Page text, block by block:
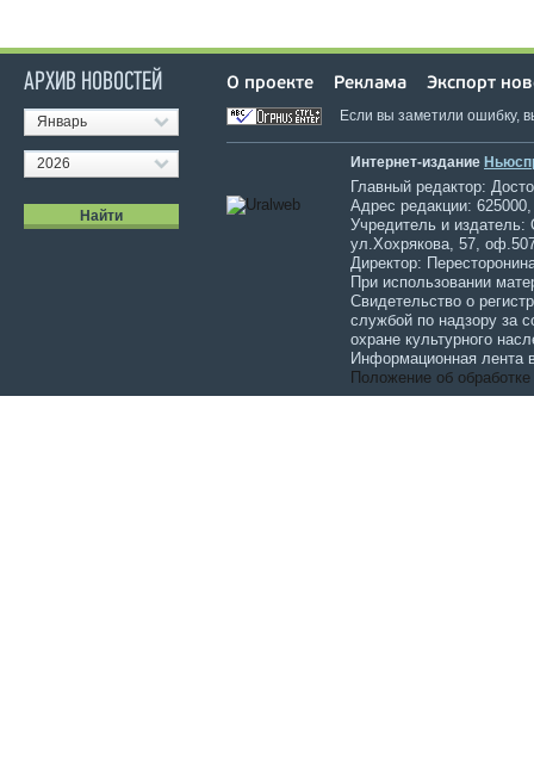
АРХИВ НОВОСТЕЙ
Январь
2026
О проекте Реклама Экспорт
Если вы заметили ошибку,
Интернет-издание
Главный редактор:
Адрес редакции:
Учредитель и
ул.Хохрякова, 57,
Директор:
При использовании
Свидетельство о
службой по надзору за
охране культурного
Информационная лента
Положение об